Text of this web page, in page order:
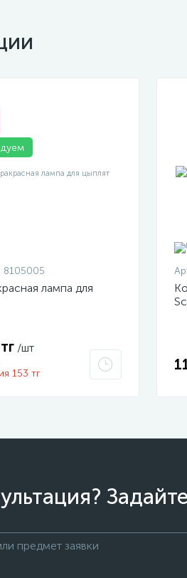
8105005
лампа для
/шт
153 тг